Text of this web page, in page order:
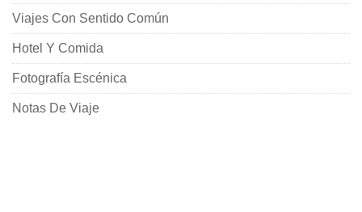
Viajes Con Sentido Común
Hotel Y Comida
Fotografía Escénica
Notas De Viaje